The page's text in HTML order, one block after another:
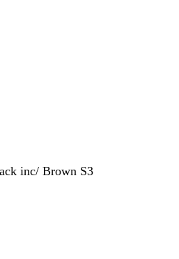
inc/ Brown S3